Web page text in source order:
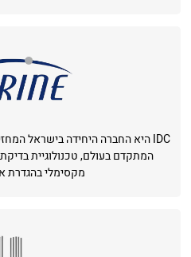
המתקדם בעולם, טכנולוגיית
מקסימלי בהגדרת